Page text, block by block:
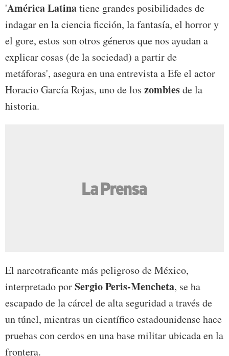
'América Latinatiene grandes posibilidades de
indagar en la ciencia ficción, la fantasía, el horror y
el gore, estos son otros géneros que nos ayudan a
explicar cosas (de la sociedad) a partir de
metáforas', asegura en una entrevista a Efe el actor
Horacio García Rojas, uno de los zombiesde la
historia.
El narcotraficante más peligroso de México,
interpretado porSergio Peris-Mencheta, se ha
escapado de la cárcel de alta seguridad a través de
un túnel, mientras un científico estadounidense hace
pruebas con cerdos en una base militar ubicada en la
frontera.